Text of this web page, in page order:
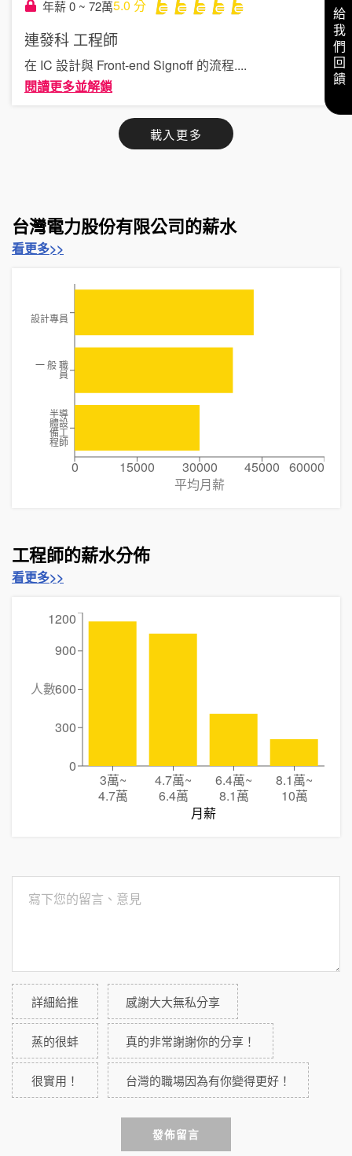
年薪 0 ~ 72萬5.0 分
連發科 工程師
在 IC 設計與 Front-end Signoff 的流程....
閱讀更多並解鎖
載入更多
台灣電力股份有限公司的薪水
看更多>>
0 15000 30000 45000 60000
平均月薪
設計專員
一 般 職
員
半導
體設
備工
程師
工程師的薪水分佈
看更多>>
3萬~
4.7萬
4.7萬~
6.4萬
6.4萬~
8.1萬
8.1萬~
10萬
月薪
0
300
600
900
1200
人數
詳細給推 感謝大大無私分享
蒸的很蚌 真的非常謝謝你的分享！
很實用！ 台灣的職場因為有你變得更好！
發佈留言
給我們回饋